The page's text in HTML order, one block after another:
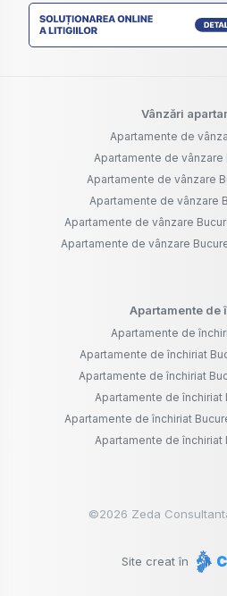
Vânzări
Apartamente de
Apartamente de vânzare
Apartamente de vânzare
Apartamente de vânzare
Apartamente de vânzare
Apartamente de vânzare
Apartamente de
Apartamente de
Apartamente de închiriat
Apartamente de închiriat
Apartamente de închiriat
Apartamente de închiriat
Apartamente de închiriat
©2026 Zeda
Site creat în